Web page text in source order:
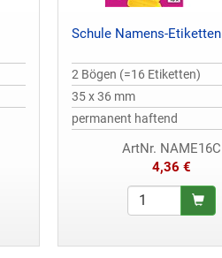
Schule Namens-Etiketten
2 Bögen (=16 Etiketten)
35 x 36 mm
permanent haftend
ArtNr. NAME16C
4,36 €